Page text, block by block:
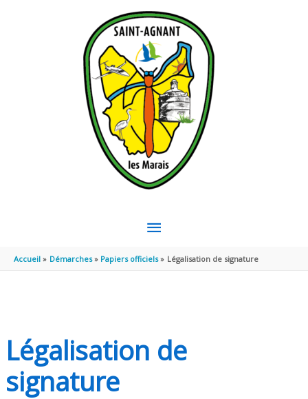
MENU
PRINCIPAL
Accueil Démarches Papiers officiels Légalisation de signature
Légalisation de
signature